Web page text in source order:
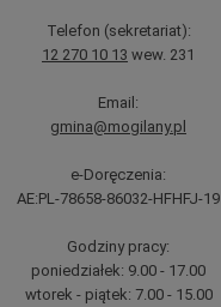
Telefon (sekretariat):
12 270 10 13 wew. 231
Email:
gmina@mogilany.pl
e-Doręczenia:
AE:PL-78658-86032-HFHFJ-19
Godziny pracy:
poniedziałek: 9.00 - 17.00
wtorek - piątek: 7.00 - 15.00